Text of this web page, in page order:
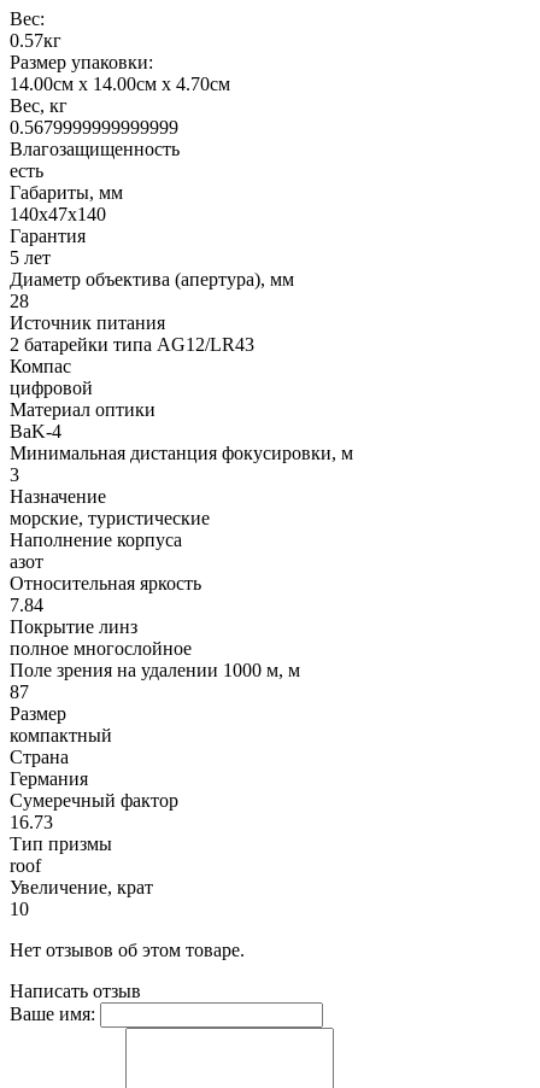
Вес:
0.57кг
Размер упаковки:
14.00см x 14.00см x 4.70см
Вес, кг
0.5679999999999999
Влагозащищенность
есть
Габариты, мм
140x47x140
Гарантия
5 лет
Диаметр объектива (апертура), мм
28
Источник питания
2 батарейки типа AG12/LR43
Компас
цифровой
Материал оптики
BaK-4
Минимальная дистанция фокусировки, м
3
Назначение
морские, туристические
Наполнение корпуса
азот
Относительная яркость
7.84
Покрытие линз
полное многослойное
Поле зрения на удалении 1000 м, м
87
Размер
компактный
Страна
Германия
Сумеречный фактор
16.73
Тип призмы
roof
Увеличение, крат
10
Нет отзывов об этом товаре.
Написать отзыв
Ваше имя: